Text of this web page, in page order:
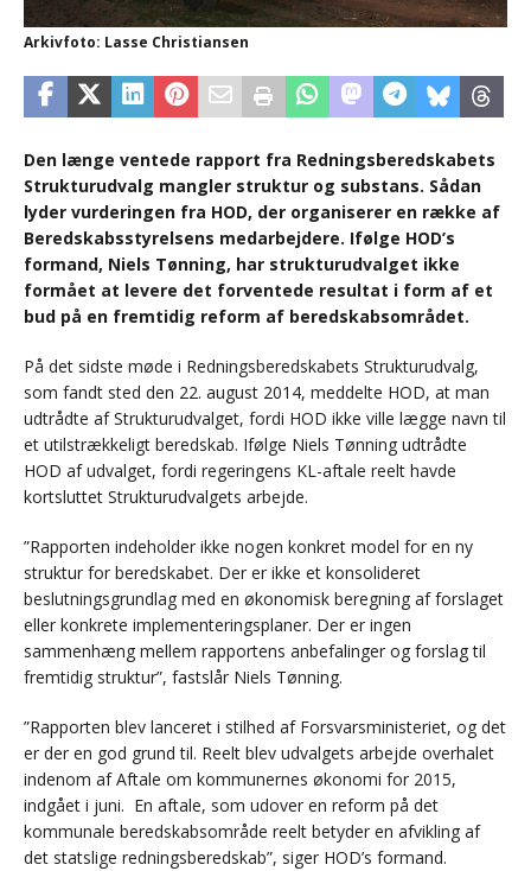
Arkivfoto: Lasse Christiansen
Den længe ventede rapport fra Redningsberedskabets
Strukturudvalg mangler struktur og substans. Sådan
lyder vurderingen fra HOD, der organiserer en række af
Beredskabsstyrelsens medarbejdere. Ifølge HOD’s
formand, Niels Tønning, har strukturudvalget ikke
formået at levere det forventede resultat i form af et
bud på en fremtidig reform af beredskabsområdet.
På det sidste møde i Redningsberedskabets Strukturudvalg,
som fandt sted den 22. august 2014, meddelte HOD, at man
udtrådte af Strukturudvalget, fordi HOD ikke ville lægge navn til
et utilstrækkeligt beredskab. Ifølge Niels Tønning udtrådte
HOD af udvalget, fordi regeringens KL-aftale reelt havde
kortsluttet Strukturudvalgets arbejde.
”Rapporten indeholder ikke nogen konkret model for en ny
struktur for beredskabet. Der er ikke et konsolideret
beslutningsgrundlag med en økonomisk beregning af forslaget
eller konkrete implementeringsplaner. Der er ingen
sammenhæng mellem rapportens anbefalinger og forslag til
fremtidig struktur”, fastslår Niels Tønning.
”Rapporten blev lanceret i stilhed af Forsvarsministeriet, og det
er der en god grund til. Reelt blev udvalgets arbejde overhalet
indenom af Aftale om kommunernes økonomi for 2015,
indgået i juni. En aftale, som udover en reform på det
kommunale beredskabsområde reelt betyder en afvikling af
det statslige redningsberedskab”, siger HOD’s formand.